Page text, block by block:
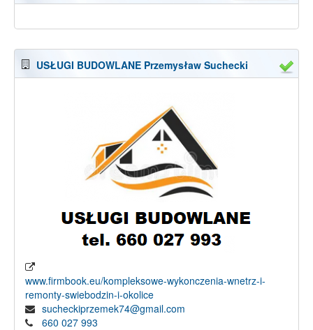
USŁUGI BUDOWLANE Przemysław Suchecki
www.firmbook.eu/kompleksowe-wykonczenia-wnetrz-i-
remonty-swiebodzin-i-okolice
sucheckiprzemek74@gmail.com
660 027 993